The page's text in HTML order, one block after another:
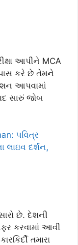
આપીને MCA
પાસ કરે છે તેમને
આપવામાં
સારું જોબ
પવિત્ર
લાઇવ દર્શન,
છે. દેશની
કરવામાં આવી
તમારા